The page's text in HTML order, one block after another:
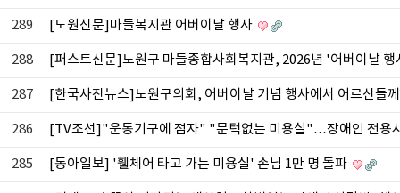
289 [노원신문]마들복지관 어버이날 행사
288 [퍼스트신문]노원구 마들종합사회복지관, 2026년 '어버이날
287 [한국사진뉴스]노원구의회, 어버이날 기념 행사에서 어르신들
286 [TV조선]"운동기구에 점자" "문턱없는 미용실"…장애인 전용
285 [동아일보] '휄체어 타고 가는 미용실' 손님 1만 명 돌파